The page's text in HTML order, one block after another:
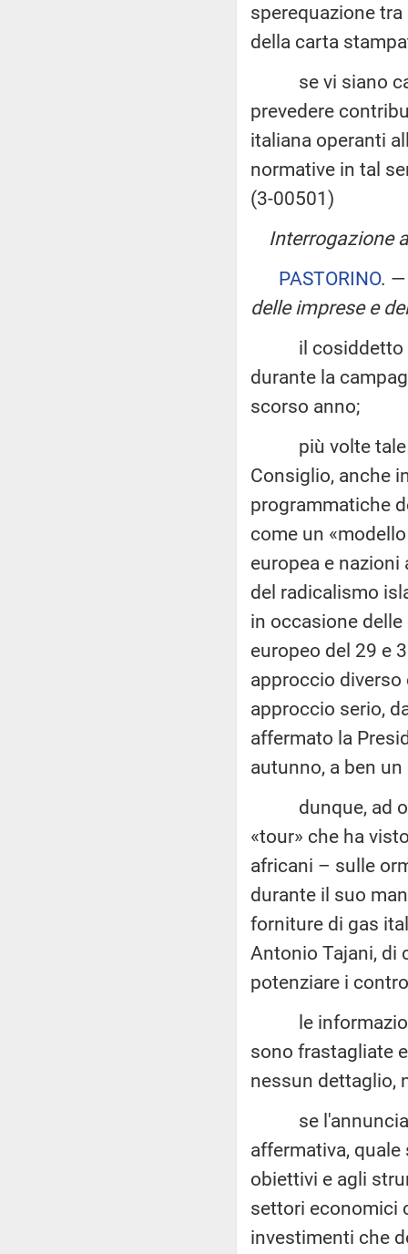
sperequazione
della carta
se vi siano
prevedere
italiana operanti
normative in tal
(3-00501)
Interrogazione
PASTORINO.
delle imprese e
il cosiddetto
durante la
scorso anno;
più volte tale
Consiglio, anche
programmatiche
come un
europea e
del radicalismo
in occasione
europeo del 29 e
approccio diverso
approccio serio,
affermato la
autunno, a ben
dunque, ad
«tour» che ha
africani – sulle
durante il suo
forniture di gas
Antonio Tajani, di
potenziare i
le informazioni
sono frastagliate
nessun dettaglio,
se l'annunciato
affermativa,
obiettivi e agli
settori economici
investimenti che